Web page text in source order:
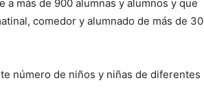
a más de 900 alumnas y alumnos y que
comedor y alumnado de más de 30
número de niños y niñas de diferentes